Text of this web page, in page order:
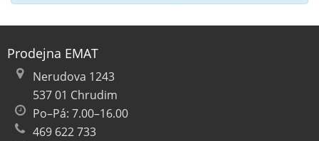
Prodejna EMAT
Nerudova 1243
537 01 Chrudim
Po–Pá: 7.00–16.00
469 622 733